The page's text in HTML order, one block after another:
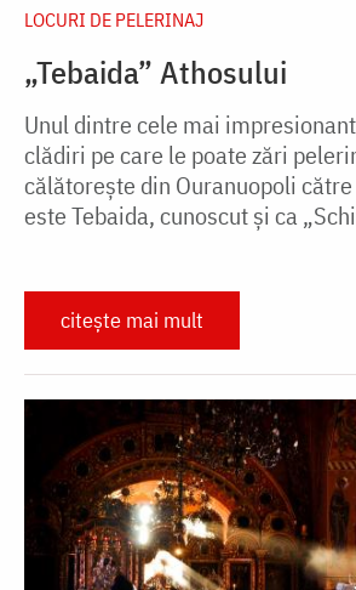
LOCURI DE PELERINAJ
„Tebaida” Athosului
Unul dintre cele mai
clădiri pe care le poate zări
călătoreşte din Ouranuopoli
este Tebaida, cunoscut și ca
citește mai mult